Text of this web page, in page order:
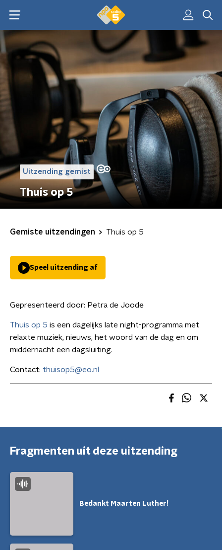
Uitzending gemist
Thuis op 5
Gemiste uitzendingen Thuis op 5
Speel uitzending af
Gepresenteerd door: Petra de Joode
Thuis op 5 is een dagelijks late night-programma met
relaxte muziek, nieuws, het woord van de dag en om
middernacht een dagsluiting.
Contact: thuisop5@eo.nl
Fragmenten uit deze uitzending
Bedankt Maarten Luther!